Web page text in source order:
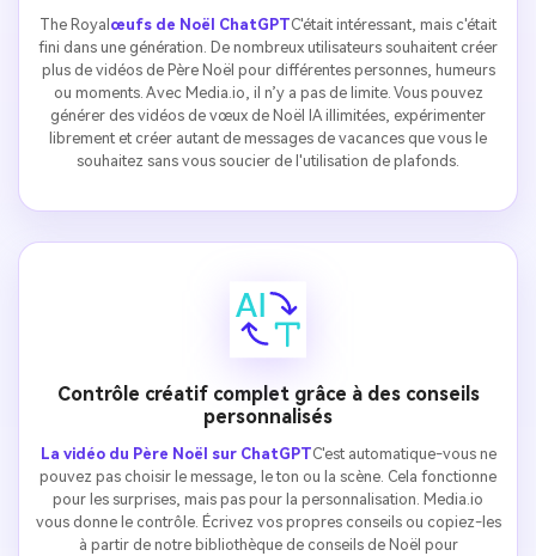
The Royal œufs de Noël ChatGPTC'était intéressant, mais c'était
fini dans une génération. De nombreux utilisateurs souhaitent créer
plus de vidéos de Père Noël pour différentes personnes, humeurs
ou moments. Avec Media.io, il n’y a pas de limite. Vous pouvez
générer des vidéos de vœux de Noël IA illimitées, expérimenter
librement et créer autant de messages de vacances que vous le
souhaitez sans vous soucier de l'utilisation de plafonds.
Contrôle créatif complet grâce à des conseils
personnalisés
La vidéo du Père Noël sur ChatGPTC'est automatique-vous ne
pouvez pas choisir le message, le ton ou la scène. Cela fonctionne
pour les surprises, mais pas pour la personnalisation. Media.io
vous donne le contrôle. Écrivez vos propres conseils ou copiez-les
à partir de notre bibliothèque de conseils de Noël pour